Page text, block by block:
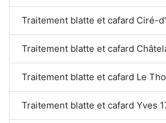
Traitement blatte et cafard Ciré-
Traitement blatte et cafard
Traitement blatte et cafard Le
Traitement blatte et cafard Yves